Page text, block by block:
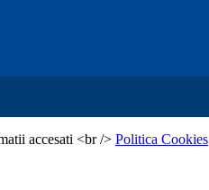
accesati <br /> Politica Cookies